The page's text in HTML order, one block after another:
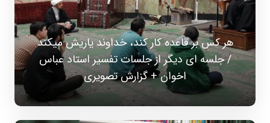
هر کس بر قاعده کار کند، خداوند یاریش میکند
/ جلسه ای دیگر از جلسات تفسیر استاد عباس
اخوان + گزارش تصویری